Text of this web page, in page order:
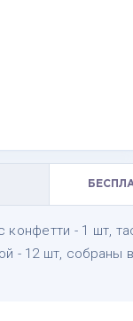
конфетти - 1 шт,
- 12 шт,